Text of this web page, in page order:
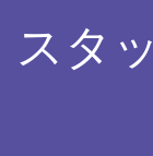
スタ